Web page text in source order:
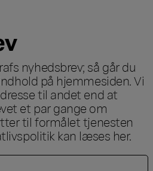
nyhedsbrev; så går du
på hjemmesiden. Vi
til andet end at
et par gange om
til formålet tjenesten
kan læses her.